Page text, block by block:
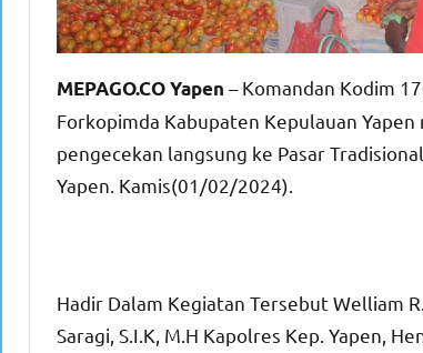
MEPAGO.CO Yapen – Komandan Kodim
Forkopimda Kabupaten Kepulauan
pengecekan langsung ke Pasar
Yapen. Kamis(01/02/2024).
Hadir Dalam Kegiatan Tersebut Welliam
Saragi, S.I.K, M.H Kapolres Kep. Yapen,